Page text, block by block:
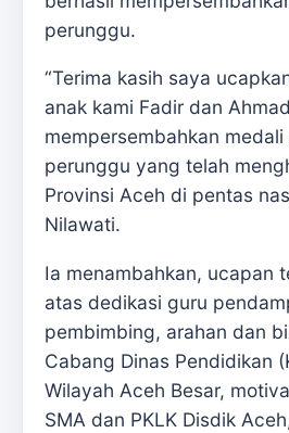
perunggu.
“Terima kasih saya
anak kami Fadir dan
mempersembahkan
perunggu yang telah
Provinsi Aceh di pentas
Nilawati.
Ia menambahkan, ucapan
atas dedikasi guru
pembimbing, arahan dan
Cabang Dinas Pendidikan
Wilayah Aceh Besar,
SMA dan PKLK Disdik